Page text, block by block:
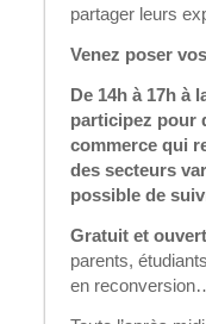
partager leurs
Venez poser
De 14h à 17h à
participez pour
commerce qui
des secteurs
possible de
Gratuit et
parents,
en